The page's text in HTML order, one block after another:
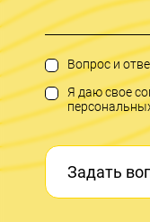
Вопрос и
Я даю свое
Задать